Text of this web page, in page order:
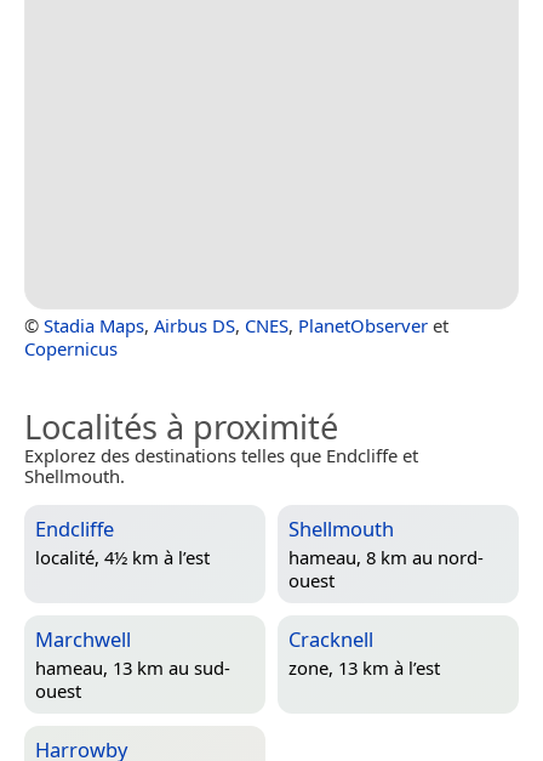
© Stadia Maps, Airbus DS, CNES, PlanetObserver et
Copernicus
Localités à proximité
Explorez des destinations telles que Endcliffe et
Shellmouth.
Endcliffe
localité, 4½ km à l’est
Shellmouth
hameau, 8 km au nord-
ouest
Marchwell
hameau, 13 km au sud-
ouest
Cracknell
zone, 13 km à l’est
Harrowby